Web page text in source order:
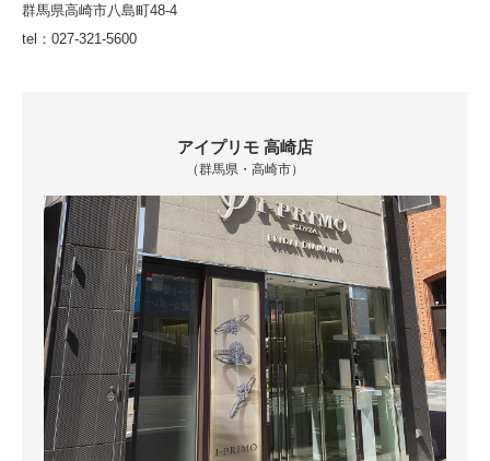
群馬県高崎市八島町48-4
tel：027-321-5600
アイプリモ 高崎店
（群馬県・高崎市）